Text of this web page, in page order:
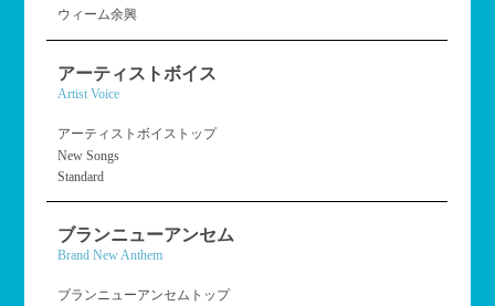
ウィーム余興
アーティストボイス
Artist Voice
アーティストボイストップ
New Songs
Standard
ブランニューアンセム
Brand New Anthem
ブランニューアンセムトップ